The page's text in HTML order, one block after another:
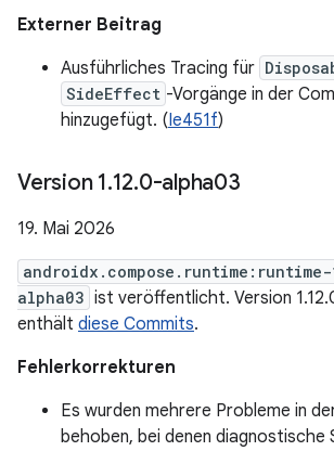
Externer Beitrag
Ausführliches Tracing für
SideEffect -Vorgänge in der
hinzugefügt. (Ie451f)
Version 1.12.0-alpha03
19. Mai 2026
alpha03 ist veröffentlicht. Version
enthält diese Commits.
Fehlerkorrekturen
Es wurden mehrere Probleme in
behoben, bei denen